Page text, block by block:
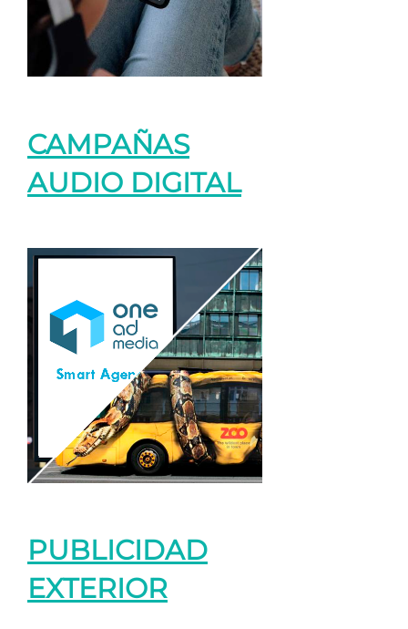
CAMPAÑAS
AUDIO DIGITAL
PUBLICIDAD
EXTERIOR